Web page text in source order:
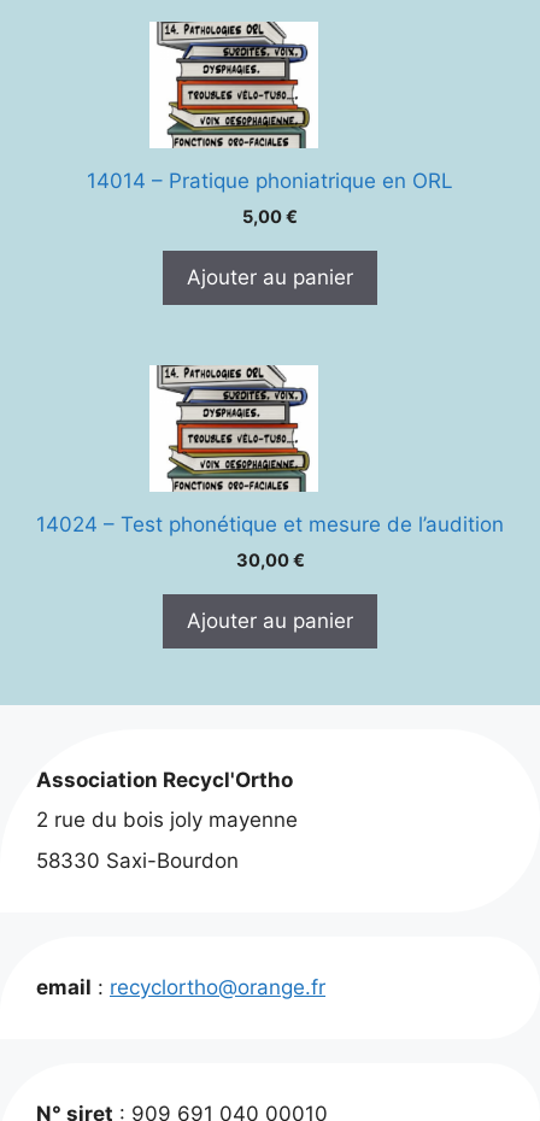
14014 – Pratique phoniatrique en ORL
5,00€
Ajouter au panier
14024 – Test phonétique et mesure de l’audition
30,00€
Ajouter au panier
Association Recycl'Ortho
2 rue du bois joly mayenne
58330 Saxi-Bourdon
email : recyclortho@orange.fr
N° siret : 909 691 040 00010